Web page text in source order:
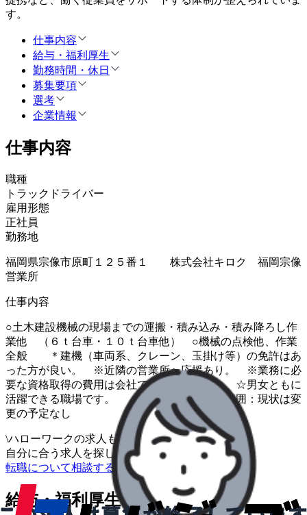
す。
仕事内容
給与・福利厚生
勤務時間・休日
募集要項
選考
企業情報
仕事内容
職種
トラックドライバー
雇用形態
正社員
勤務地
福岡県宗像市原町１２５番１ 株式会社キロク 福岡宗像
営業所
仕事内容
○土木建設機械の現場までの運搬・積み込み・積み降ろし作
業他 （６ｔ台車・１０ｔ台車他） ○機械の点検他、作業
全般 ＊建機（車両系、クレーン、玉掛け等）の免許はあ
った方が良い。 ※近隣の営業所へ応援あり。 ※業務に必
要な資格取得の費用は会社で負担致します。 ☆男女ともに
活躍できる職場です。 ※業務内容の変更範囲：現状は変
更の予定なし
\ハローワークの求人も一括管理
自分に合う求人を探してもらう /
転職について相談する
給与・福利厚生